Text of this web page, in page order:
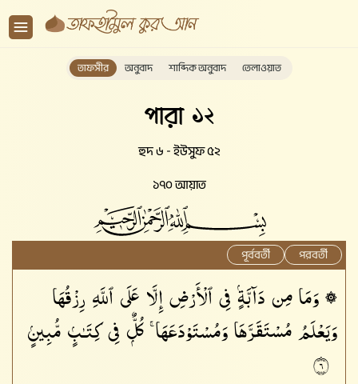
তাফসীর অনুবাদ শাব্দিক অনুবাদ তেলাওয়াত
পারা ১২
হুদ ৬ - ইউসুফ ৫২
১৭০ আয়াত
পূর্ববর্তী পরবর্তী
۞ وَمَا مِن دَآبَّةٍۢ فِى ٱلْأَرْضِ إِلَّا عَلَى ٱللَّهِ رِزْقُهَا
وَيَعْلَمُ مُسْتَقَرَّهَا وَمُسْتَوْدَعَهَا ۚ كُلٌّۭ فِى كِتَـٰبٍۢ مُّبِينٍۢ
٦